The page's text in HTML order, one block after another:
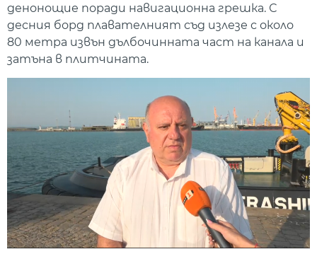
денонощие поради навигационна грешка. С
десния борд плавателният съд излезе с около
80 метра извън дълбочинната част на канала и
затъна в плитчината.